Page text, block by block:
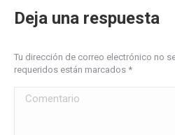
Deja una respuesta
Tu dirección de correo electrónico no
requeridos están marcados *
Comentario